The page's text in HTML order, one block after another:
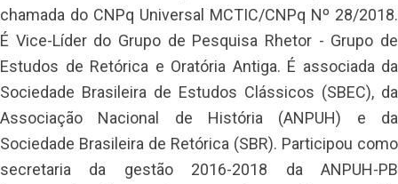
chamada do CNPq Universal MCTIC/CNPq Nº 28/2018.
É Vice-Líder do Grupo de Pesquisa Rhetor - Grupo de
Estudos de Retórica e Oratória Antiga. É associada da
Sociedade Brasileira de Estudos Clássicos (SBEC), da
Associação Nacional de História (ANPUH) e da
Sociedade Brasileira de Retórica (SBR). Participou como
secretaria da gestão 2016-2018 da ANPUH-PB